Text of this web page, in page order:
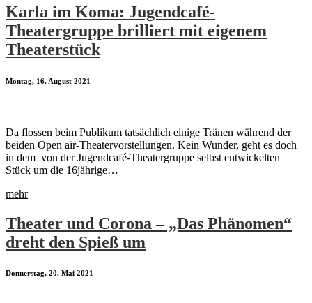
Karla im Koma: Jugendcafé-
Theatergruppe brilliert mit eigenem
Theaterstück
Montag, 16. August 2021
Da flossen beim Publikum tatsächlich einige Tränen während der
beiden Open air-Theatervorstellungen. Kein Wunder, geht es doch
in dem von der Jugendcafé-Theatergruppe selbst entwickelten
Stück um die 16jährige…
mehr
Theater und Corona – „Das Phänomen“
dreht den Spieß um
Donnerstag, 20. Mai 2021